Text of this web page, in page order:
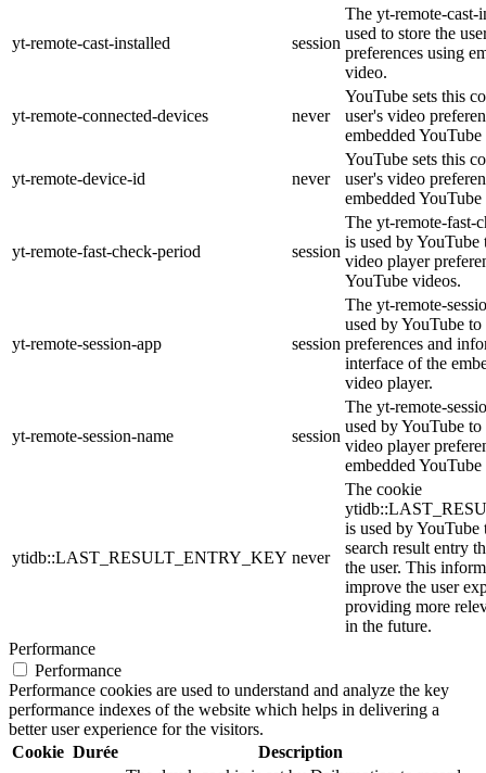
yt-remote-cast-installed session
The yt-remote-cast-
used to store the
preferences using
video.
yt-remote-connected-devices never
YouTube sets this
user's video
embedded
yt-remote-device-id never
YouTube sets this
user's video
embedded
yt-remote-fast-check-period session
The yt-remote-fast-
is used by YouTube
video player
YouTube videos.
yt-remote-session-app session
The yt-remote-
used by YouTube to
preferences and
interface of the
video player.
yt-remote-session-name session
The yt-remote-
used by YouTube to
video player
embedded
ytidb::LAST_RESULT_ENTRY_KEY never
The cookie
is used by YouTube
search result entry
the user. This
improve the user
providing more
in the future.
Performance
Performance
Performance cookies are used to understand and analyze the key
performance indexes of the website which helps in delivering a
better user experience for the visitors.
Cookie Durée
Description